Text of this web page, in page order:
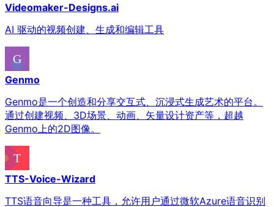
Videomaker-Designs.ai
AI 驱动的视频创建、生成和编辑工具
Genmo
Genmo是一个创造和分享交互式、沉浸式生成艺术的平台。
通过创建视频、3D场景、动画、矢量设计资产等，超越
Genmo上的2D图像。
TTS-Voice-Wizard
TTS语音向导是一种工具，允许用户通过微软Azure语音识别